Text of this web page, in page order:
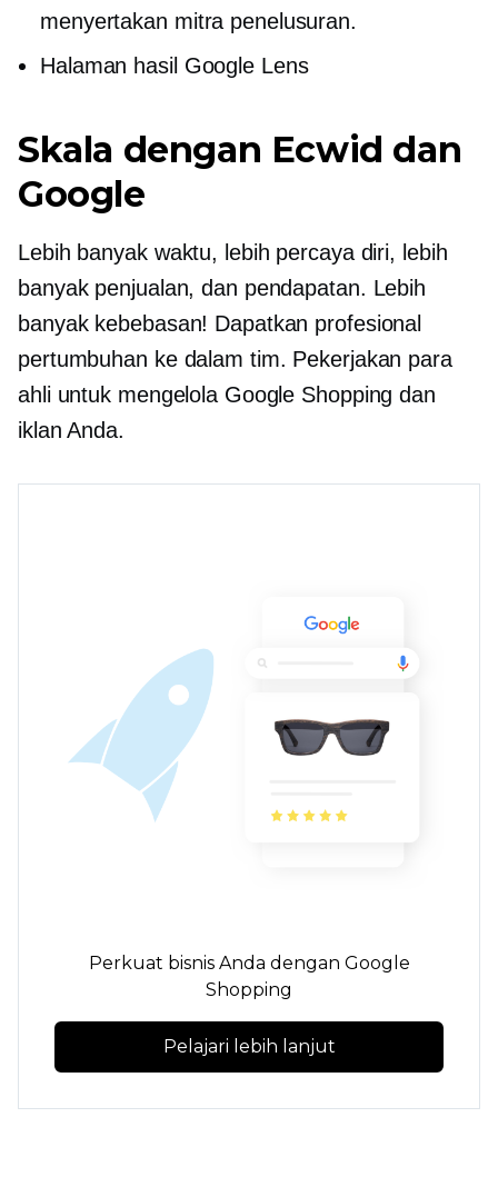
menyertakan mitra penelusuran.
Halaman hasil Google Lens
Skala dengan Ecwid dan
Google
Lebih banyak waktu, lebih percaya diri, lebih
banyak penjualan, dan pendapatan. Lebih
banyak kebebasan! Dapatkan profesional
pertumbuhan ke dalam tim. Pekerjakan para
ahli untuk mengelola Google Shopping dan
iklan Anda.
Perkuat bisnis Anda dengan Google
Shopping
Pelajari lebih lanjut